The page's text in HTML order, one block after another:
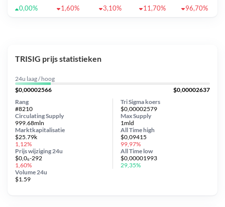
0,00%
1,60% 3,10% 11,70% 96,70%
TRISIG prijs statistieken
24u laag / hoog
$0,00002566
$0,00002637
Tri Sigma koers
$0,00002579
Circulating Supply
999.68mln
Prijs wijziging 24u
$0,0₆-292
1,60%
Max Supply
1mld
Marktkapitalisatie
$25.79k
1,12%
Volume 24u
$1.59
Rang
#8210
All Timehigh
$0,09415
99,97%
All Time low
$0,00001993
29,35%